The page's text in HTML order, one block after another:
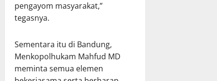
pengayom masyarakat,”
tegasnya.
Sementara itu di Bandung,
Menkopolhukam Mahfud MD
meminta semua elemen